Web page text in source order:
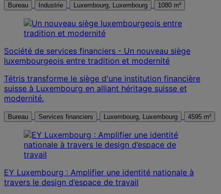
Bureau Industrie Luxembourg, Luxembourg 1080 m²
Société de services financiers - Un nouveau siège
luxembourgeois entre tradition et modernité
Tétris transforme le siège d'une institution financière
suisse à Luxembourg en alliant héritage suisse et
modernité.
Bureau Services financiers Luxembourg, Luxembourg 4595 m²
EY Luxembourg : Amplifier une identité nationale à
travers le design d’espace de travail